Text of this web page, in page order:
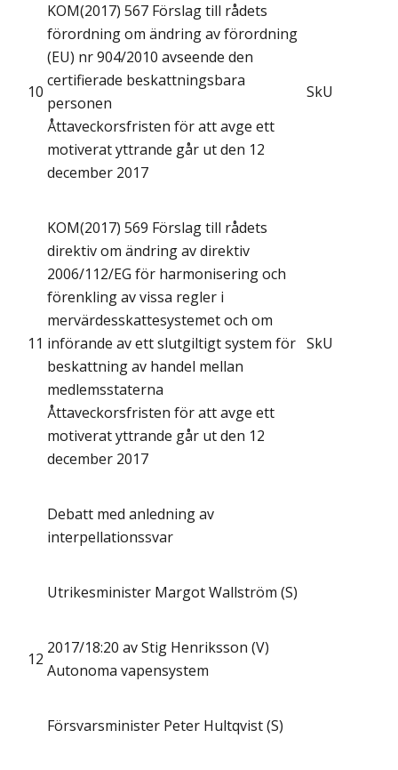
10
KOM(2017) 567 Förslag till rådets
förordning om ändring av förordning
(EU) nr 904/2010 avseende den
certifierade beskattningsbara
personen
Åttaveckorsfristen för att avge ett
motiverat yttrande går ut den 12
december 2017
SkU
11
KOM(2017) 569 Förslag till rådets
direktiv om ändring av direktiv
2006/112/EG för harmonisering och
förenkling av vissa regler i
mervärdesskattesystemet och om
införande av ett slutgiltigt system för
beskattning av handel mellan
medlemsstaterna
Åttaveckorsfristen för att avge ett
motiverat yttrande går ut den 12
december 2017
SkU
Debatt med anledning av
interpellationssvar
Utrikesminister Margot Wallström (S)
12
2017/18:20 av Stig Henriksson (V)
Autonoma vapensystem
Försvarsminister Peter Hultqvist (S)